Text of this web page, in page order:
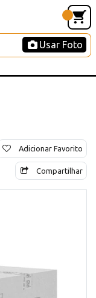
Usar Foto
Adicionar Favorito
Compartilhar